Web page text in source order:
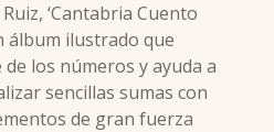
‘Cantabria Cuento
álbum ilustrado que
los números y ayuda a
sencillas sumas con
de gran fuerza